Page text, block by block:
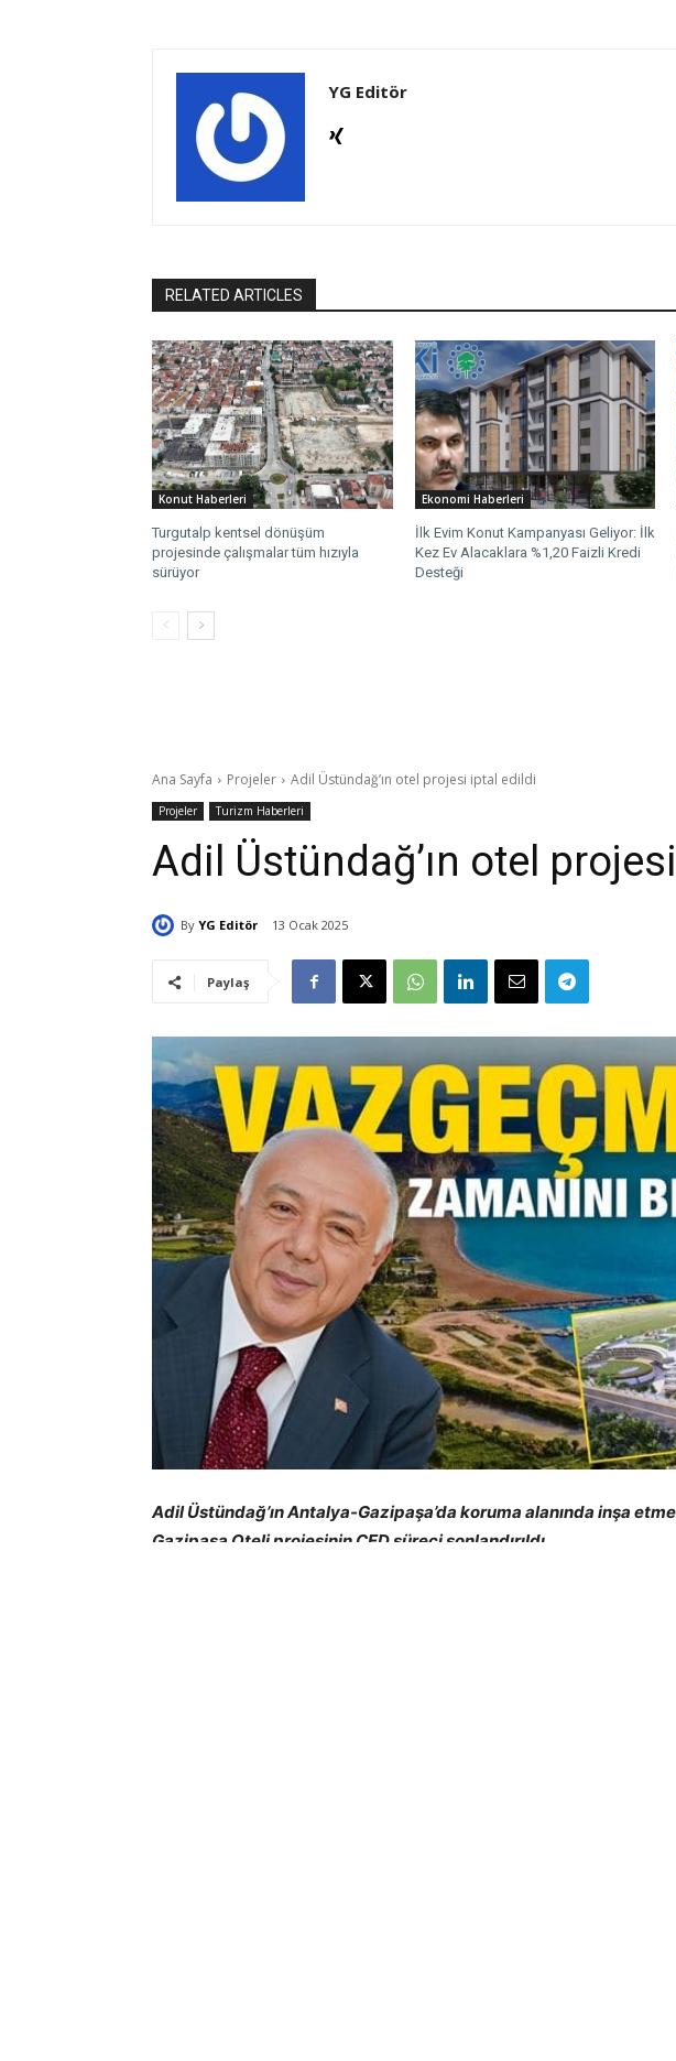
YG Editör
RELATED ARTICLES
Konut Haberleri
Turgutalp kentsel dönüşüm
projesinde çalışmalar tüm hızıyla
sürüyor
Ekonomi Haberleri
İlk Evim Konut Kampanyası Geliyor: İlk
Kez Ev Alacaklara %1,20 Faizli Kredi
Desteği